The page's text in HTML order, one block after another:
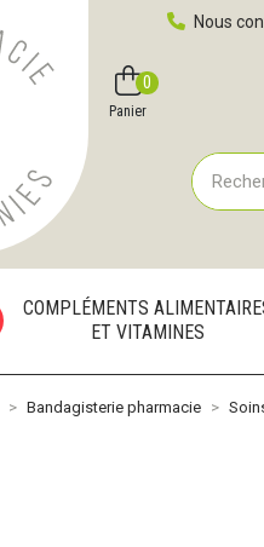
Votre pharmacie en ligne à votre
Nous
Panier
0
COMPLÉMENTS
ET VITAMINES
Bandagisterie pharmacie